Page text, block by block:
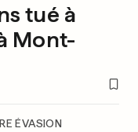
tué à
Mont-
ÉVASION